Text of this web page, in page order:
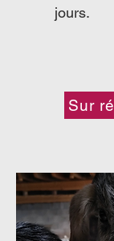
jours.​
Sur